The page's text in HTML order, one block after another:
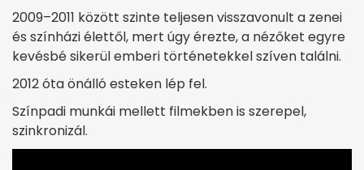
2009–2011 között szinte teljesen visszavonult a zenei
és színházi élettől, mert úgy érezte, a nézőket egyre
kevésbé sikerül emberi történetekkel szíven találni.
2012 óta önálló esteken lép fel.
Színpadi munkái mellett filmekben is szerepel,
szinkronizál.